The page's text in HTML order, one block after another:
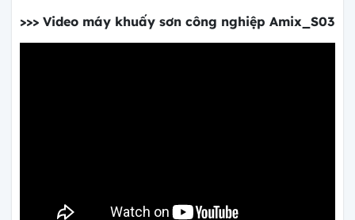
>>> Video máy khuấy sơn công nghiệp Amix_S03